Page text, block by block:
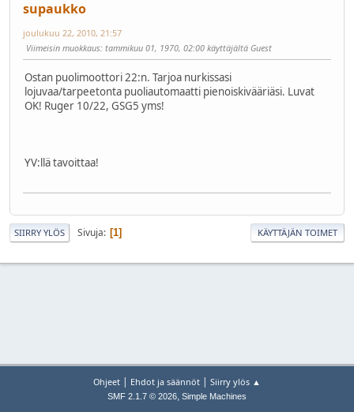
supaukko
joulukuu 22, 2010, 21:57
Viimeisin muokkaus: tammikuu 01, 1970, 02:00 käyttäjältä Guest
Ostan puolimoottori 22:n. Tarjoa nurkissasi
lojuvaa/tarpeetonta puoliautomaatti pienoiskivääriäsi. Luvat
OK! Ruger 10/22, GSG5 yms!
YV:llä tavoittaa!
SIIRRY YLÖS Sivuja 1 KÄYTTÄJÄN TOIMET
Ohjeet | Ehdot ja säännöt | Siirry ylös ▲
SMF 2.1.7 © 2026, Simple Machines